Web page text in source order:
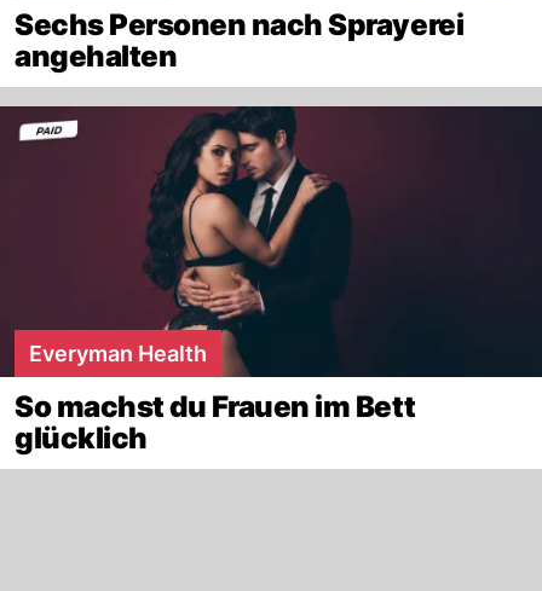
Sechs Personen nach Sprayerei
angehalten
Everyman Health
So machst du Frauen im Bett
glücklich